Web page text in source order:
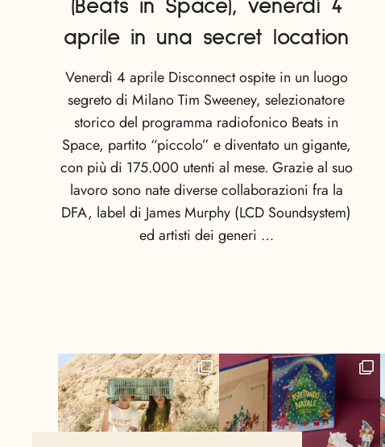
(Beats in Space), venerdì 4
aprile in una secret location
Venerdì 4 aprile Disconnect ospite in un luogo
segreto di Milano Tim Sweeney, selezionatore
storico del programma radiofonico Beats in
Space, partito “piccolo” e diventato un gigante,
con più di 175.000 utenti al mese. Grazie al suo
lavoro sono nate diverse collaborazioni fra la
DFA, label di James Murphy (LCD Soundsystem)
ed artisti dei generi …